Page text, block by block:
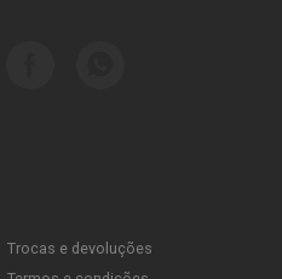
Trocas e devoluções